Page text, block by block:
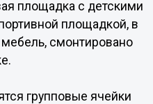
площадка с детскими
площадкой, в
смонтировано
групповые ячейки